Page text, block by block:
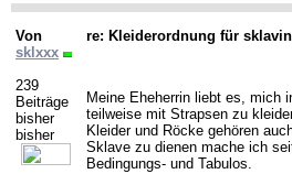
Von
sklxxx
239
Beiträge
bisher
bisher
re: Kleiderordnung für
Meine Eheherrin liebt es, mich
teilweise mit Strapsen zu
Kleider und Röcke gehören
Sklave zu dienen mache ich
Bedingungs- und Tabulos.